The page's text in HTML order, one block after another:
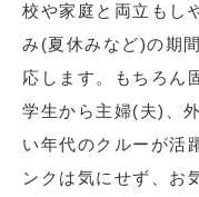
校や家庭と両立もし
み(夏休みなど)の期
応します。もちろん
学生から主婦(夫)、
い年代のクルーが活
ンクは気にせず、お